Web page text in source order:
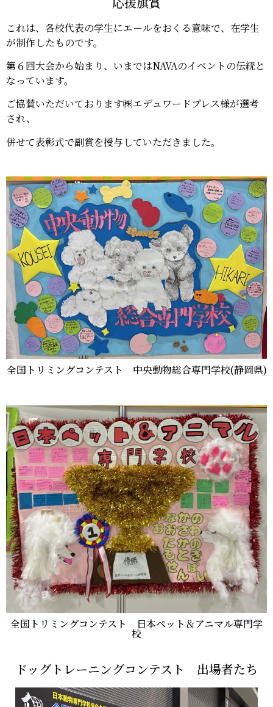
これは、各校代表の学生にエールをおくる意味で、在学生
が制作したものです。
第６回大会から始まり、いまではNAVAのイベントの伝統と
なっています。
ご協賛いただいております㈱エデュワードプレス様が選考
され、
併せて表彰式で副賞を授与していただきました。
全国トリミングコンテスト 中央動物総合専門学校(静岡県)
全国トリミングコンテスト 日本ペット＆アニマル専門学
校
ドッグトレーニングコンテスト 出場者たち